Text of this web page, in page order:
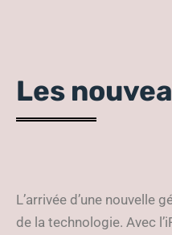
Les
L’arrivée d’une nouvelle
de la technologie. Avec